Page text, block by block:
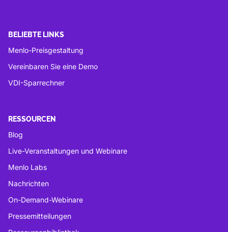
BELIEBTE LINKS
Menlo-Preisgestaltung
Vereinbaren Sie eine Demo
VDI-Sparrechner
RESSOURCEN
Blog
Live-Veranstaltungen und Webinare
Menlo Labs
Nachrichten
On-Demand-Webinare
Pressemitteilungen